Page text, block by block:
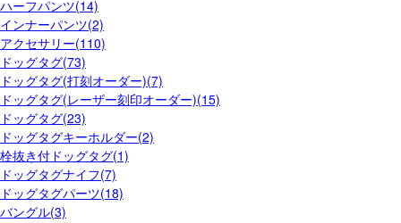
ハーフパンツ(14)
インナーパンツ(2)
アクセサリー(110)
ドッグタグ(73)
ドッグタグ(打刻オーダー)(7)
ドッグタグ(レーザー刻印オーダー)(15)
ドッグタグ(23)
ドッグタグキーホルダー(2)
栓抜き付ドッグタグ(1)
ドッグタグナイフ(7)
ドッグタグパーツ(18)
バングル(3)